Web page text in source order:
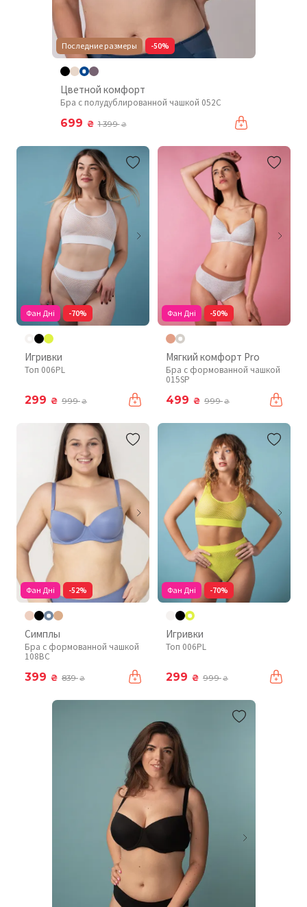
Последние размеры -50%
Цветной комфорт
Бра с полудублированной чашкой 052C
699 ₴ 1 399₴
Фан Дні -70%
Игривки
Топ 006PL
299 ₴ 999₴
Фан Дні -50%
Мягкий комфорт Pro
Бра с формованной чашкой
015SP
499 ₴ 999₴
Фан Дні -52%
Симплы
Бра с формованной чашкой
108BC
399 ₴ 839₴
Фан Дні -70%
Игривки
Топ 006PL
299 ₴ 999₴